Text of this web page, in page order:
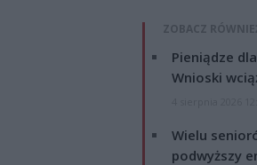
ZOBACZ
Pieniądze
Wnioski
Wielu
podwyższy